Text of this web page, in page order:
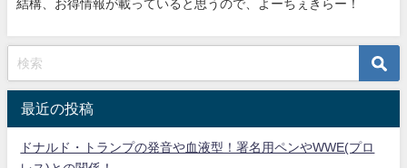
結構、お得情報が載っていると思うので、よーちぇきらー！
最近の投稿
ドナルド・トランプの発音や血液型！署名用ペンやWWE(プロ